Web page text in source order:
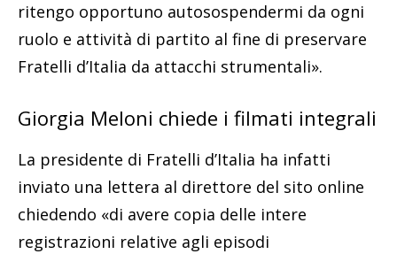
ritengo opportuno autosospendermi da ogni
ruolo e attività di partito al fine di preservare
Fratelli d’Italia da attacchi strumentali».
Giorgia Meloni chiede i filmati integrali
La presidente di Fratelli d’Italia ha infatti
inviato una lettera al direttore del sito online
chiedendo «di avere copia delle intere
registrazioni relative agli episodi